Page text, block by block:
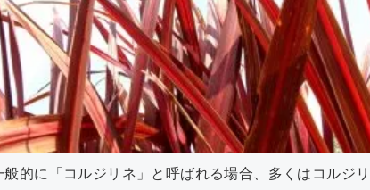
般的に「コルジリネ」と呼ばれる場合、多くはコルジ